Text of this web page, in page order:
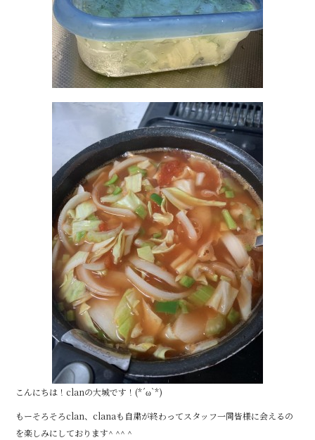
こんにちは！clanの大城です！(*´ω`*)
もーそろそろclan、clanaも自粛が終わってスタッフ一同皆様に会えるの
を楽しみにしております^ ^^ ^